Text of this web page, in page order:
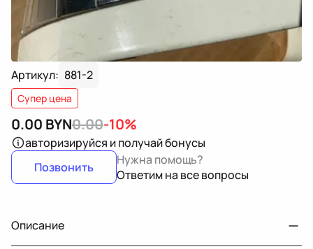
Артикул: 881-2
Супер цена
0.00 BYN0.00-10%
авторизируйся и получай бонусы
Позвонить
Нужна помощь?
Ответим на все вопросы
Описание